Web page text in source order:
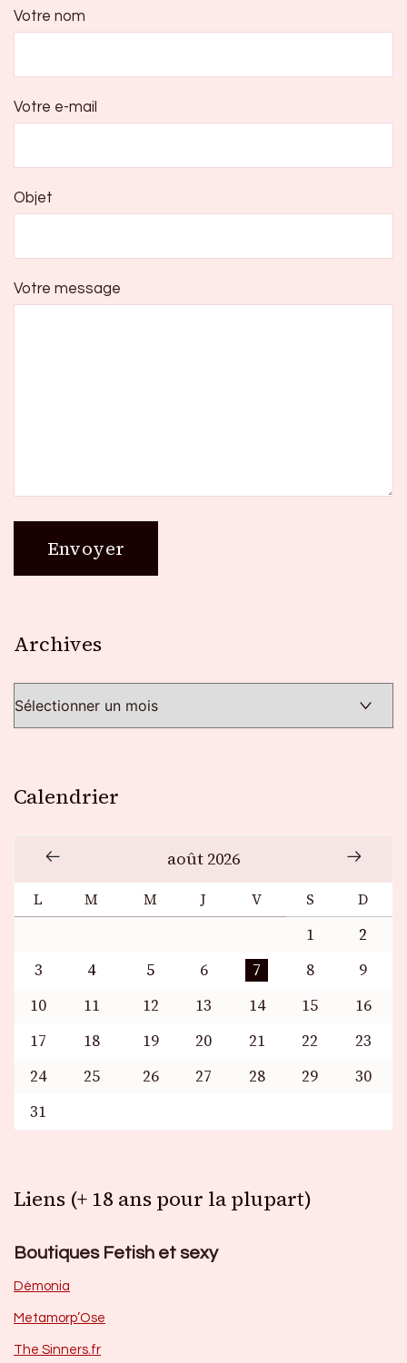
Votre nom
Votre e-mail
Objet
Votre message
Archives
Calendrier
août 2026
L M M J V S D
1
2
3
4 5 6 7 8
9
10
11 12 13 14 15
16
17
18 19 20 21 22
23
24
25 26 27 28 29
30
31
Liens (+ 18 ans pour la plupart)
Boutiques Fetish et sexy
Dèmonia
Metamorp’Ose
The Sinners.fr